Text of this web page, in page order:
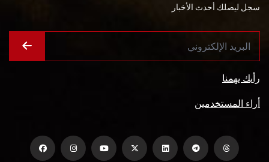
سجل ليصلك أحدث الأخبار
رأيك يهمنا
أراء المستخدمين